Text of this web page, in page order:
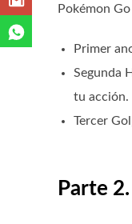
Pokémon
Primer
Segunda
tu acción.
Tercer
Parte